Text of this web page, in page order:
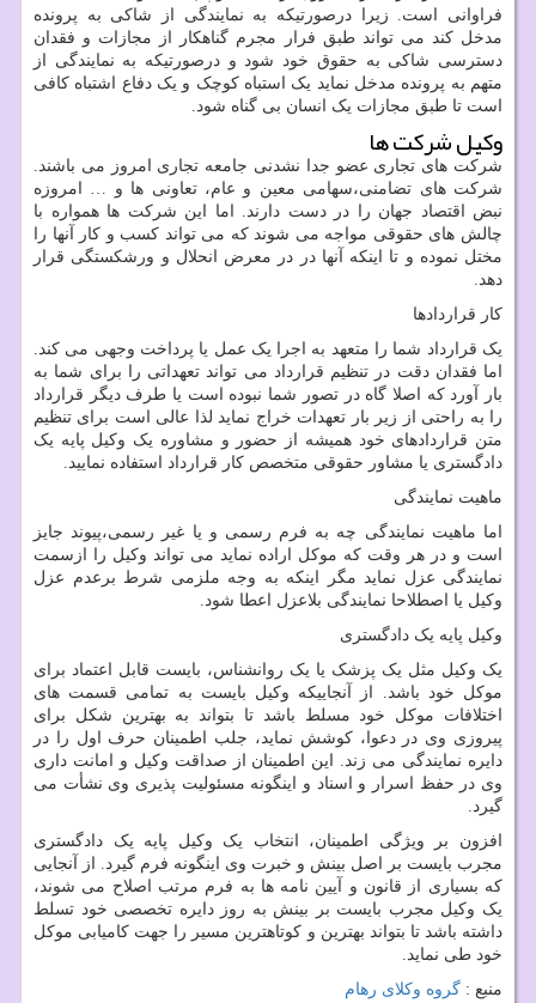
فراوانی است. زیرا درصورتیکه به نمایندگی از شاکی به پرونده
مدخل کند می تواند طبق فرار مجرم گناهکار از مجازات و فقدان
دسترسی شاکی به حقوق خود شود و درصورتیکه به نمایندگی از
متهم به پرونده مدخل نماید یک استباه کوچک و یک دفاع اشتباه کافی
است تا طبق مجازات یک انسان بی گناه شود.
وکیل شرکت ها
شرکت های تجاری عضو جدا نشدنی جامعه تجاری امروز می باشند.
شرکت های تضامنی،سهامی معین و عام، تعاونی ها و … امروزه
نبض اقتصاد جهان را در دست دارند. اما این شرکت ها همواره با
چالش های حقوقی مواجه می شوند که می تواند کسب و کار آنها را
مختل نموده و تا اینکه آنها در در معرض انحلال و ورشکستگی قرار
دهد.
کار قراردادها
یک قرارداد شما را متعهد به اجرا یک عمل یا پرداخت وجهی می کند.
اما فقدان دقت در تنظیم قرارداد می تواند تعهداتی را برای شما به
بار آورد که اصلا گاه در تصور شما نبوده است یا طرف دیگر قرارداد
را به راحتی از زیر بار تعهدات خراج نماید لذا عالی است برای تنظیم
متن قراردادهای خود همیشه از حضور و مشاوره یک وکیل پایه یک
دادگستری یا مشاور حقوقی متخصص کار قرارداد استفاده نمایید.
ماهیت نمایندگی
اما ماهیت نمایندگی چه به فرم رسمی و یا غیر رسمی،پیوند جایز
است و در هر وقت که موکل اراده نماید می تواند وکیل را ازسمت
نمایندگی عزل نماید مگر اینکه به وجه ملزمی شرط برعدم عزل
وکیل یا اصطلاحا نمایندگی بلاعزل اعطا شود.
وکیل پایه یک دادگستری
یک وکیل مثل یک پزشک یا یک روانشناس، بایست قابل اعتماد برای
موکل خود باشد. از آنجاییکه وکیل بایست به تمامی قسمت های
اختلافات موکل خود مسلط باشد تا بتواند به بهترین شکل برای
پیروزی وی در دعوا، کوشش نماید، جلب اطمینان حرف اول را در
دایره نمایندگی می زند. این اطمینان از صداقت وکیل و امانت داری
وی در حفظ اسرار و اسناد و اینگونه مسئولیت پذیری وی نشأت می
گیرد.
افزون بر ویژگی اطمینان، انتخاب یک وکیل پایه یک دادگستری
مجرب بایست بر اصل بینش و خبرت وی اینگونه فرم گیرد. از آنجایی
که بسیاری از قانون و آیین نامه ها به فرم مرتب اصلاح می شوند،
یک وکیل مجرب بایست بر بینش به روز دایره تخصصی خود تسلط
داشته باشد تا بتواند بهترین و کوتاهترین مسیر را جهت کامیابی موکل
خود طی نماید.
منبع : گروه وکلای رهام